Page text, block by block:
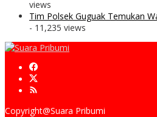
views
Tim Polsek Guguak Temukan
- 11,235 views
Copyright@Suara Pribumi